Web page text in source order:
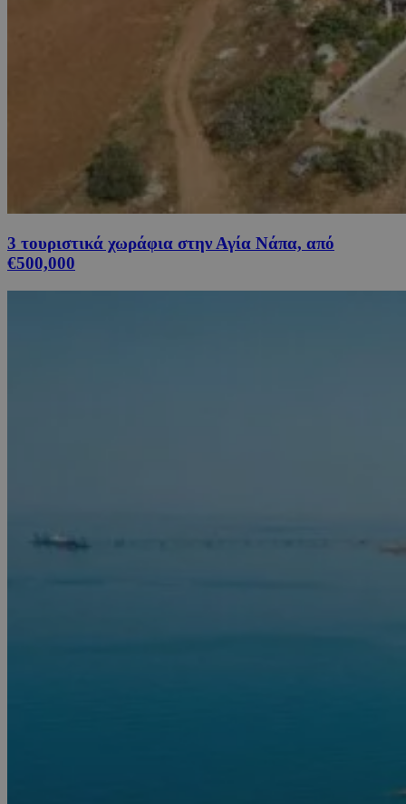
3 τουριστικά χωράφια στην Αγία Νάπα, από
€500,000